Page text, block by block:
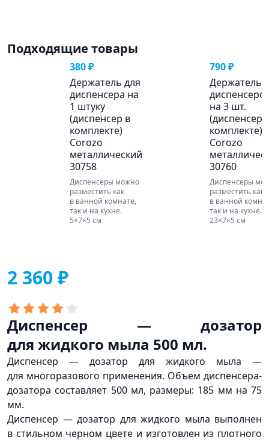
Подходящие товары
380 ₽
Держатель для
диспенсера на
1 штуку
(диспенсер в
комплекте)
Corozo
металлический
30758
Диспенсеры можно
разместить как
в ванной комнате,
так и на кухне.
5×7×5 см
790 ₽
Держатель
на 3 шт.
комплекте)
Corozo
30760
Диспенсеры
разместить как
в ванной
так и на кухне.
23×7×5 см
2 360 ₽
Диспенсер — дозатор
для жидкого мыла 500 мл.
Диспенсер — дозатор для жидкого мыла —
для многоразового применения. Объем диспенсера-
дозатора составляет 500 мл, размеры: 185 мм на 75
мм.
Диспенсер — дозатор для жидкого мыла выполнен
в стильном черном цвете и изготовлен из плотного